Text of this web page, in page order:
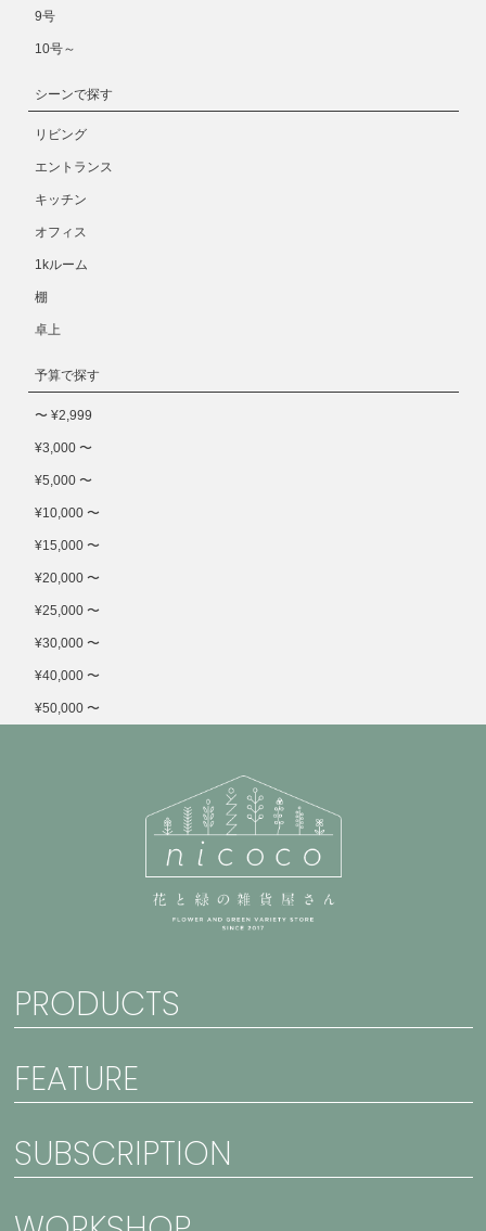
9号
10号～
シーンで探す
リビング
エントランス
キッチン
オフィス
1kルーム
棚
卓上
予算で探す
〜 ¥2,999
¥3,000 〜
¥5,000 〜
¥10,000 〜
¥15,000 〜
¥20,000 〜
¥25,000 〜
¥30,000 〜
¥40,000 〜
¥50,000 〜
PRODUCTS
FEATURE
SUBSCRIPTION